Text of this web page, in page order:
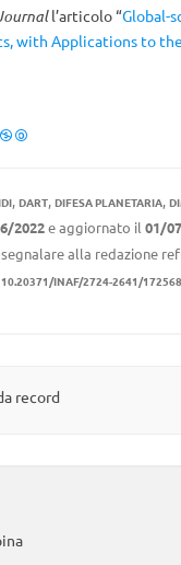
l’articolo “Global-
with Applications to
, DART, DIFESA PLANETARIA,
2022e aggiornato il 01/
alla redazione
10.20371/INAF/2724-2641/
record